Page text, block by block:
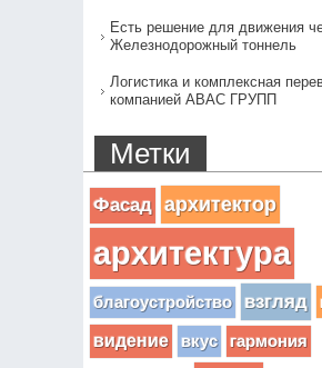
Есть решение для движения
Железнодорожный тоннель
Логистика и комплексная
компанией АВАС ГРУПП
Метки
Фасад архитектор
архитектура
благоустройство взгляд
видение вкус гармония